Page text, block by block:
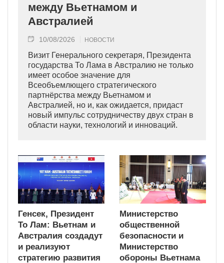
между Вьетнамом и
Австралией
10/08/2026 НОВОСТИ
Визит Генерального секретаря, Президента
государства То Лама в Австралию не только
имеет особое значение для
Всеобъемлющего стратегического
партнёрства между Вьетнамом и
Австралией, но и, как ожидается, придаст
новый импульс сотрудничеству двух стран в
области науки, технологий и инноваций.
Генсек, Президент
То Лам: Вьетнам и
Австралия создадут
и реализуют
стратегию развития
Министерство
общественной
безопасности и
Министерство
обороны Вьетнама